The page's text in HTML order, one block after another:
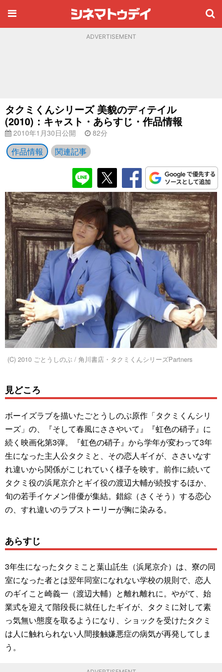
ADVERTISEMENT
タクミくんシリーズ 美貌のディテイル
(2010)：キャスト・あらすじ・作品情報
2010年1月30日公開 82分
作品情報 関連記事
(C) 2010 ごとうしのぶ / 角川書店・タクミくんシリーズPartners
見どころ
ボーイズラブを描いたごとうしのぶ原作「タクミくんシリ
ーズ」の、『そして春風にささやいて』『虹色の硝子』に
続く映画化第3弾。『虹色の硝子』から学年が変わって3年
生になった主人公タクミと、その恋人ギイが、ささいなす
れ違いから関係がこじれていく様子を映す。前作に続いて
タクミ役の浜尾京介とギイ役の渡辺大輔が続投するほか、
旬の若手イケメン俳優が集結。錯綜（さくそう）する恋心
の、すれ違いのラブストーリーが胸に染みる。
あらすじ
3年生になったタクミこと葉山託生（浜尾京介）は、寮の同
室になった者とは翌年同室になれない学校の規則で、恋人
のギイこと崎義一（渡辺大輔）と離れ離れに。やがて、始
業式を迎えて階段長に就任したギイが、タクミに対して素
っ気無い態度を取るようになり、ショックを受けたタクミ
は人に触れられない人間接触嫌悪症の病気が再発してしま
う。